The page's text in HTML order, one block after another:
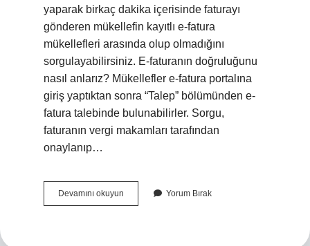
yaparak birkaç dakika içerisinde faturayı
gönderen mükellefin kayıtlı e-fatura
mükellefleri arasında olup olmadığını
sorgulayabilirsiniz. E-faturanın doğruluğunu
nasıl anlarız? Mükellefler e-fatura portalına
giriş yaptıktan sonra “Talep” bölümünden e-
fatura talebinde bulunabilirler. Sorgu,
faturanın vergi makamları tarafından
onaylanıp…
Devamını okuyun
Arşiv
Yorum Bırak